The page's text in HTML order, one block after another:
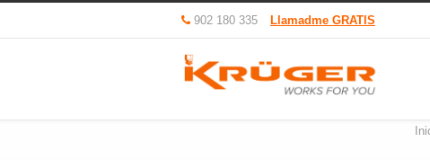
902 180 335 Llamadme GRATIS